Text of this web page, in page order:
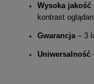
Wysoka jakość
kontrast
Gwarancja– 3
Uniwersalność